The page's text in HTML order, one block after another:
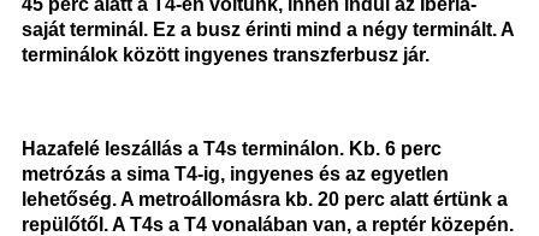
45 perc alatt a T4-en voltunk, innen indul az Iberia-
saját terminál. Ez a busz érinti mind a négy terminált. A
terminálok között ingyenes transzferbusz jár.
Hazafelé leszállás a T4s terminálon. Kb. 6 perc
metrózás a sima T4-ig, ingyenes és az egyetlen
lehetőség. A metroállomásra kb. 20 perc alatt értünk a
repülőtől. A T4s a T4 vonalában van, a reptér közepén.